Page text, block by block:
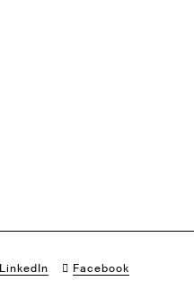
LinkedIn Facebook